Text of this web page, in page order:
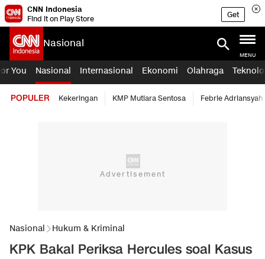
CNN Indonesia
Find it on Play Store
Get
Nasional
MENU
You Nasional Internasional Ekonomi Olahraga
POPULER Kekeringan KMP Mutiara Sentosa Febrie Adriansyah
Nasional Hukum & Kriminal
KPK Bakal Periksa Hercules soal Kasus